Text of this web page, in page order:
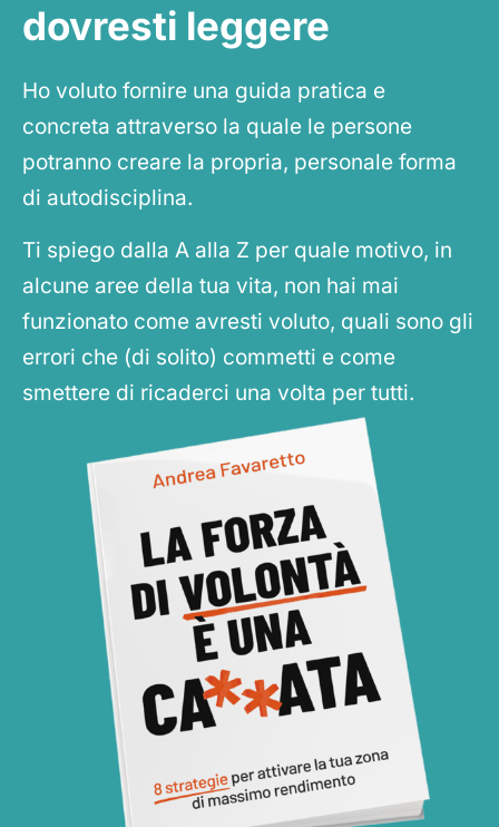
dovresti leggere
Ho voluto fornire una guida pratica e
concreta attraverso la quale le persone
potranno creare la propria, personale forma
di autodisciplina.
Ti spiego dalla A alla Z per quale motivo, in
alcune aree della tua vita, non hai mai
funzionato come avresti voluto, quali sono gli
errori che (di solito) commetti e come
smettere di ricaderci una volta per tutti.